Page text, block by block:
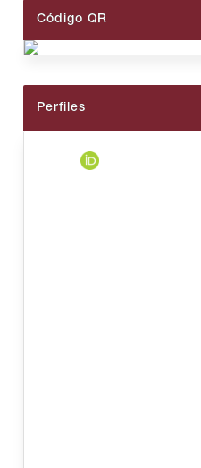
Código QR
Perfiles